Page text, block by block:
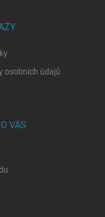
osobních údajů
VÁS